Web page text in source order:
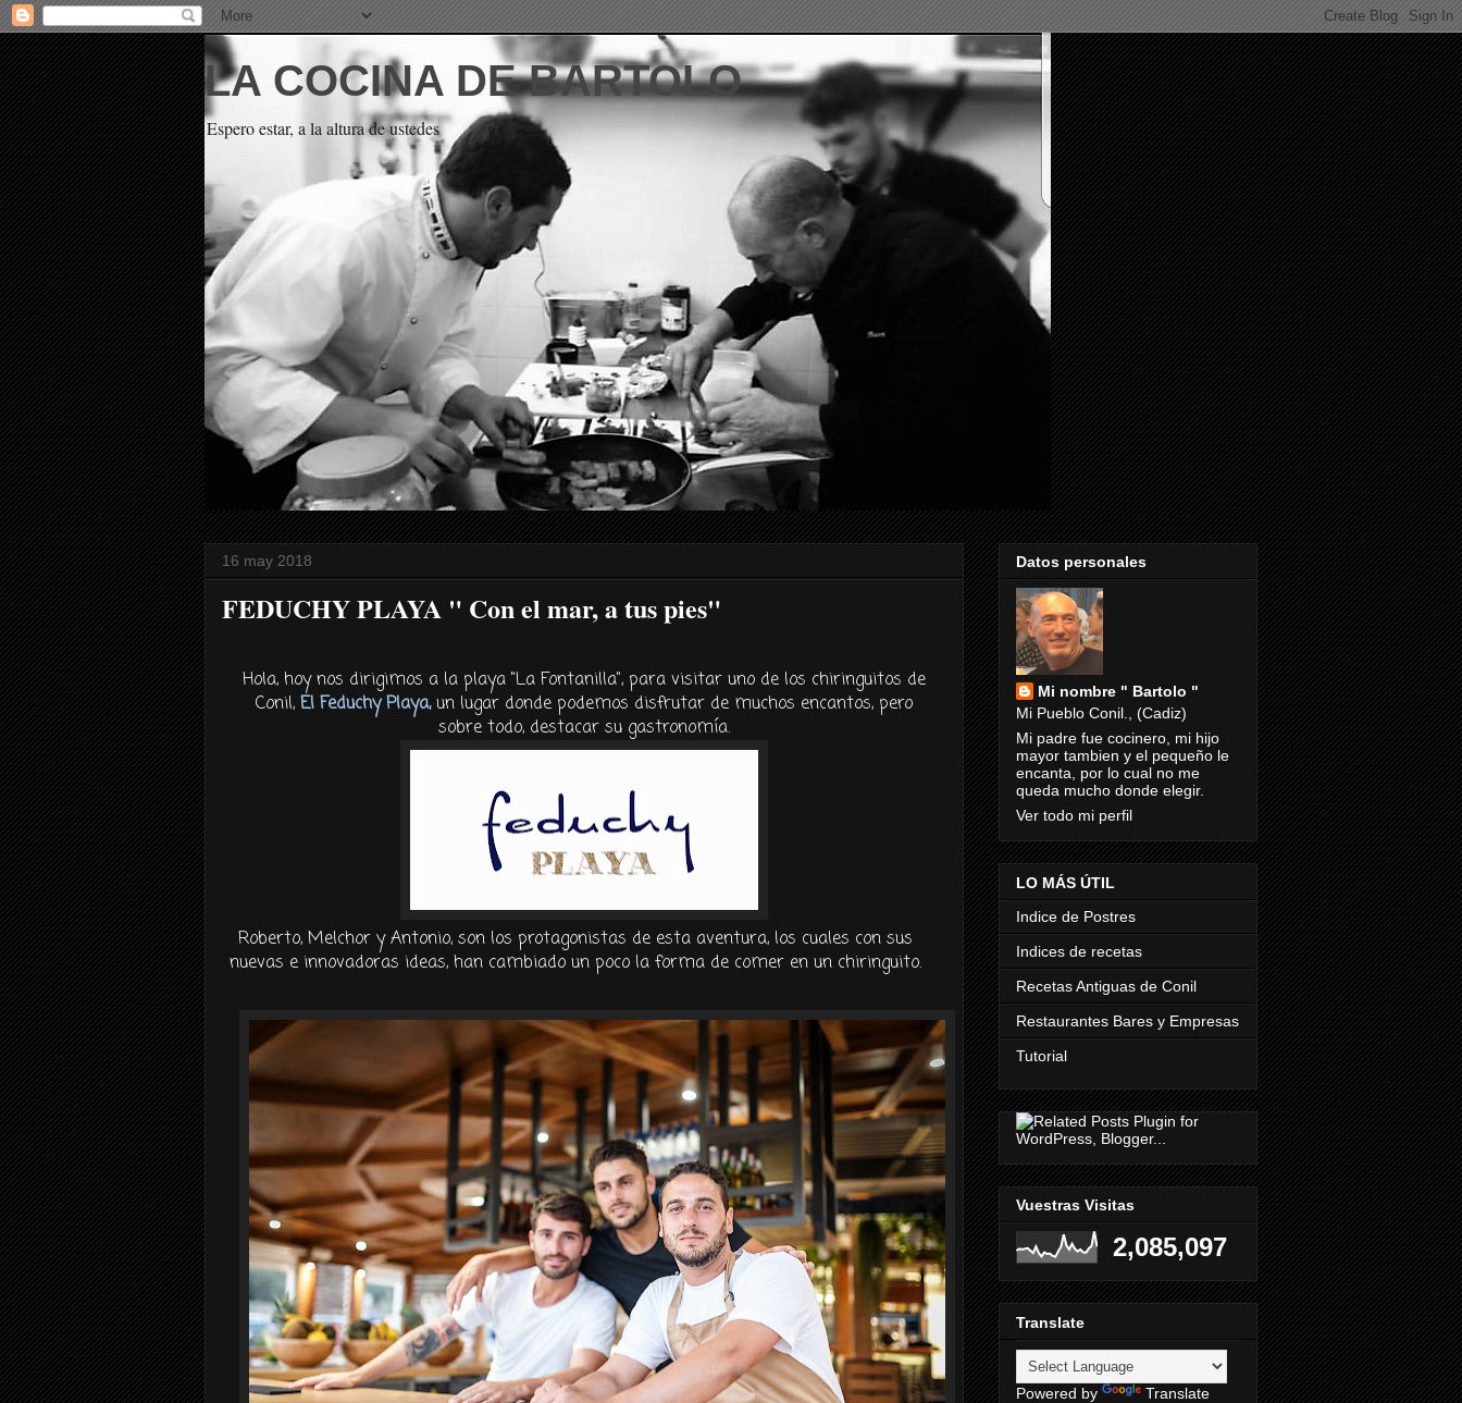
LA COCINA DE BARTOLO
Espero estar, a la altura de ustedes
16 may 2018
FEDUCHY PLAYA " Con el mar, a tus pies"
Hola, hoy nos dirigimos a la playa "La Fontanilla", para visitar uno de los chiringuitos de
Conil, El Feduchy Playa,un lugar donde podemos disfrutar de muchos encantos, pero
sobre todo, destacar su gastronomía.
Roberto, Melchor y Antonio, son los protagonistas de esta aventura, los cuales con sus
nuevas e innovadoras ideas, han cambiado un poco la forma de comer en un chiringuito.
Datos personales
Mi nombre " Bartolo "
Mi Pueblo Conil., (Cadiz)
Mi padre fue cocinero, mi hijo
mayor tambien y el pequeño le
encanta, por lo cual no me
queda mucho donde elegir.
Ver todo mi perfil
LO MÁS ÚTIL
Indice de Postres
Indices de recetas
Recetas Antiguas de Conil
Restaurantes Bares y Empresas
Tutorial
Vuestras Visitas
2,085,097
Translate
Powered by Translate